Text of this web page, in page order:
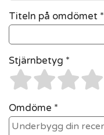
Titeln på omdömet *
Stjärnbetyg *
Omdöme *